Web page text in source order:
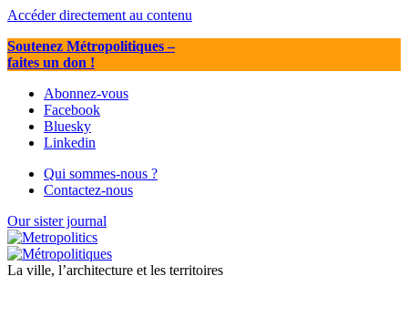
Accéder directement au contenu
Soutenez Métropolitiques–
faites un don !
Abonnez-vous
Facebook
Bluesky
Linkedin
Qui sommes-nous ?
Contactez-nous
Our sister journal
La ville, l’architecture et les territoires